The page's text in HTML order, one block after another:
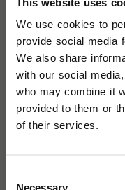
We use cookies to
provide social media
We also share
with our social
who may combine it
provided to them or
of their services.
Necessary
Morris & Co
William
100ml
Handkräm med
citrus. Kommer i en